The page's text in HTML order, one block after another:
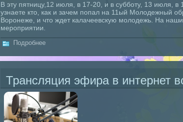
В эту пятницу,12 июля, в 17-20, и в субботу, 13 июля,
узнаете кто, как и зачем попал на 11ый Молодежный
Воронеже, и что ждет калачеевскую молодежь. На
мероприятии.
Подробнее
Трансляция эфира в интернет